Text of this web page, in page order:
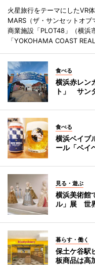
火星旅行をテーマにしたVR
MARS（ザ・サンセットオ
商業施設「PLOT48」（横浜
「YOKOHAMA COAST
食べる
横浜赤レン
ト」 サン
食べる
横浜ベイブ
ール「ベイ
見る・遊ぶ
横浜美術館
ル」展 世
暮らす・働く
保土ケ谷駅
板商品は高